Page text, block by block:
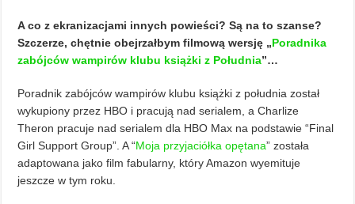
A co z ekranizacjami innych powieści? Są na to szanse?
Szczerze, chętnie obejrzałbym filmową wersję „Poradnika
zabójców wampirów klubu książki z Południa”…
Poradnik zabójców wampirów klubu książki z południa został
wykupiony przez HBO i pracują nad serialem, a Charlize
Theron pracuje nad serialem dla HBO Max na podstawie “Final
Girl Support Group”. A “Moja przyjaciółka opętana” została
adaptowana jako film fabularny, który Amazon wyemituje
jeszcze w tym roku.